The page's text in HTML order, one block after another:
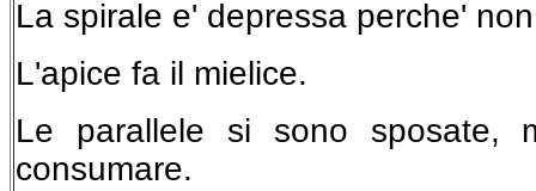
La spirale e' depressa perche'
L'apice fa il mielice.
Le parallele si sono sposate,
consumare.